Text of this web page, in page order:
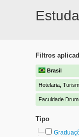
Filtros
Brasil
Hotelaria,
Faculdade
Tipo